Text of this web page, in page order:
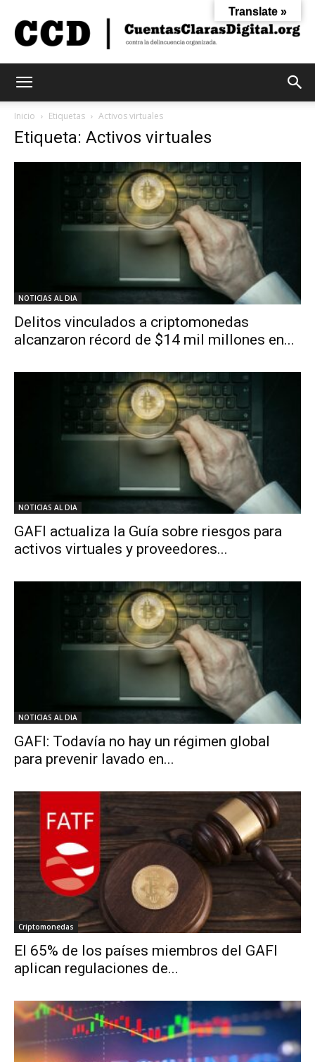
Digital
Inicio Etiquetas Activos virtuales
Etiqueta: Activos virtuales
NOTICIAS AL DIA
Delitos vinculados a criptomonedas
alcanzaron récord de $14 mil millones en...
NOTICIAS AL DIA
GAFI actualiza la Guía sobre riesgos para
activos virtuales y proveedores...
NOTICIAS AL DIA
GAFI: Todavía no hay un régimen global
para prevenir lavado en...
Criptomonedas
El 65% de los países miembros del GAFI
aplican regulaciones de...
Translate »